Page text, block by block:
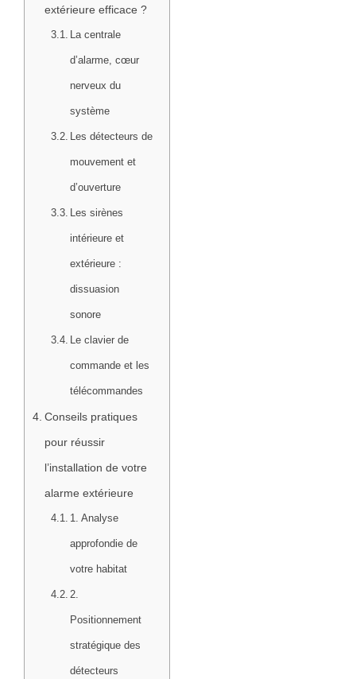
extérieure efficace ?
La centrale
d’alarme, cœur
nerveux du
système
Les détecteurs de
mouvement et
d’ouverture
Les sirènes
intérieure et
extérieure :
dissuasion
sonore
Le clavier de
commande et les
télécommandes
Conseils pratiques
pour réussir
l’installation de votre
alarme extérieure
1. Analyse
approfondie de
votre habitat
2.
Positionnement
stratégique des
détecteurs